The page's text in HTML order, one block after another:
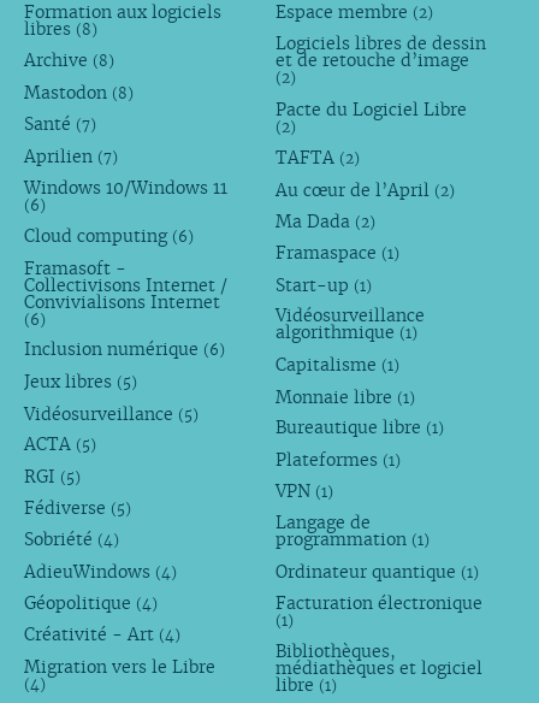
Formation aux logiciels
libres (8)
Archive (8)
Mastodon (8)
Santé (7)
Aprilien (7)
Windows 10/Windows 11
(6)
Cloud computing (6)
Framasoft -
Collectivisons Internet /
Convivialisons Internet
(6)
Inclusion numérique (6)
Jeux libres (5)
Vidéosurveillance (5)
ACTA (5)
RGI (5)
Fédiverse (5)
Sobriété (4)
AdieuWindows (4)
Géopolitique (4)
Créativité - Art (4)
Migration vers le Libre
(4)
Espace membre (2)
Logiciels libres de dessin
et de retouche d’image
(2)
Pacte du Logiciel Libre
(2)
TAFTA (2)
Au cœur de l’April (2)
Ma Dada (2)
Framaspace (1)
Start-up (1)
Vidéosurveillance
algorithmique (1)
Capitalisme (1)
Monnaie libre (1)
Bureautique libre (1)
Plateformes (1)
VPN (1)
Langage de
programmation (1)
Ordinateur quantique (1)
Facturation électronique
(1)
Bibliothèques,
médiathèques et logiciel
libre (1)